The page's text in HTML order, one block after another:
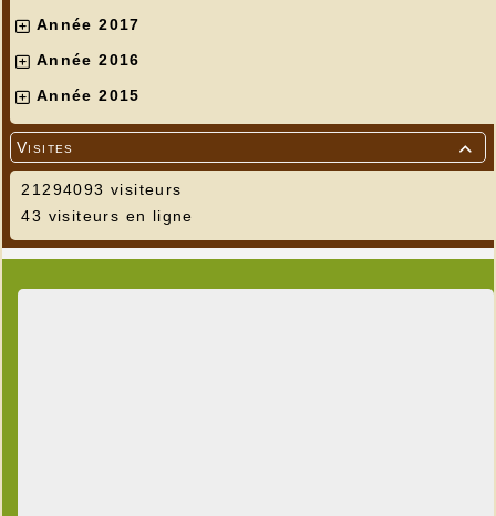
Année 2017
Année 2016
Année 2015

Visites
21294093 visiteurs
43 visiteurs en ligne